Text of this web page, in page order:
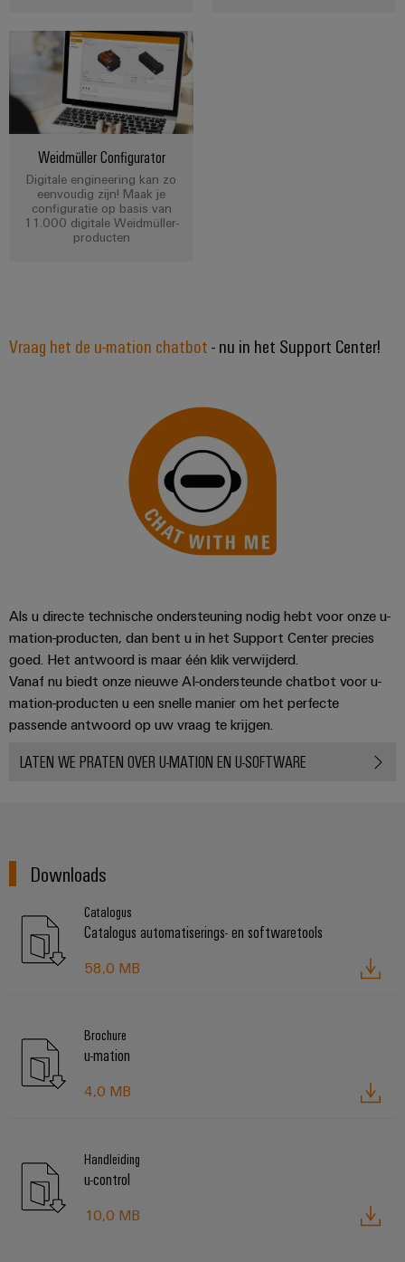
Weidmüller Configurator
Digitale engineering kan zo
eenvoudig zijn! Maak je
configuratie op basis van
11.000 digitale Weidmüller-
producten
Vraag het de u-mation chatbot- nu in het Support Center!
Als u directe technische ondersteuning nodig hebt voor onze u-
mation-producten, dan bent u in het Support Center precies
goed. Het antwoord is maar één klik verwijderd.
Vanaf nu biedt onze nieuwe AI-ondersteunde chatbot voor u-
mation-producten u een snelle manier om het perfecte
passende antwoord op uw vraag te krijgen.
LATEN WE PRATEN OVER U-MATION EN U-SOFTWARE
Downloads
Catalogus
Catalogus automatiserings- en softwaretools
58,0 MB
Brochure
u-mation
4,0 MB
Handleiding
u-control
10,0 MB